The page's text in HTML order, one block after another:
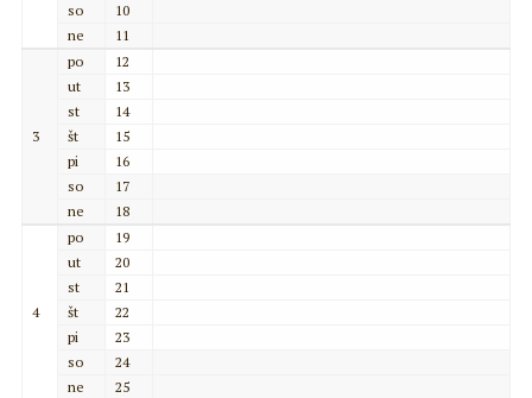
so
10
ne
11
3
po
12
ut
13
st
14
št
15
pi
16
so
17
ne
18
4
po
19
ut
20
st
21
št
22
pi
23
so
24
ne
25